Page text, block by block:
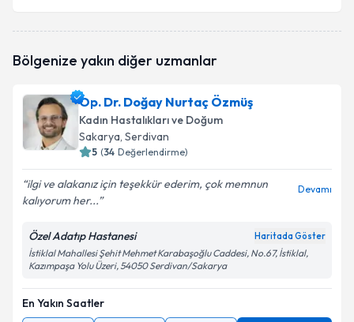
Bölgenize yakın diğer uzmanlar
Op. Dr. Doğay Nurtaç Özmüş
Kadın Hastalıkları ve Doğum
Sakarya, Serdivan
5 (34 Değerlendirme)
ilgi ve alakanız için teşekkür ederim, çok memnun
kalıyorum her...
Devamı
Özel Adatıp Hastanesi Haritada Göster
İstiklal Mahallesi Şehit Mehmet Karabaşoğlu Caddesi, No.67, İstiklal,
Kazımpaşa Yolu Üzeri, 54050 Serdivan/Sakarya
En Yakın Saatler